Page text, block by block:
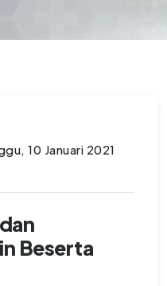
10 Januari 2021
Beserta